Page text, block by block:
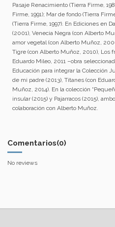
Pasaje Renacimiento (Tierra Firme,
Firme, 1991); Mar de fondo (Tierra
(Tierra Firme, 1997). En Ediciones en
(2001), Venecia Negra (con Alberto
amor vegetal (con Alberto Muñoz,
Tigre (con Alberto Muñoz, 2010), Los
Eduardo Mileo, 2011 –obra
Educación para integrar la Colección
de mi padre (2013), Titanes (con
Muñoz, 2014). En la colección
insular (2015) y Pajarracos (2015),
colaboración con Alberto Muñoz.
Comentarios(0)
No reviews